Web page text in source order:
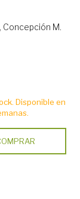
Concepción M.
Disponible en